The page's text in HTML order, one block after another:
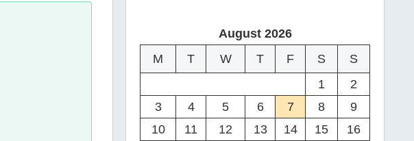
August 2026
M
T W T F S
S
1
2
3
4 5 6 7 8
9
10
11 12 13 14 15
16